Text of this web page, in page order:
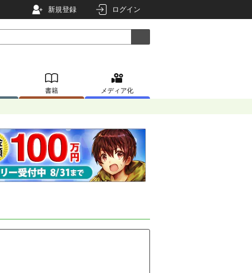
新規登録 ログイン
書籍 メディア化